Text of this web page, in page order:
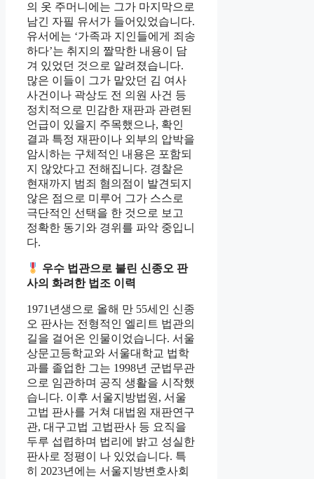
의 옷 주머니에는 그가 마지막으로
남긴 자필 유서가 들어있었습니다.
유서에는 ‘가족과 지인들에게 죄송
하다’는 취지의 짤막한 내용이 담
겨 있었던 것으로 알려졌습니다.
많은 이들이 그가 맡았던 김 여사
사건이나 곽상도 전 의원 사건 등
정치적으로 민감한 재판과 관련된
언급이 있을지 주목했으나, 확인
결과 특정 재판이나 외부의 압박을
암시하는 구체적인 내용은 포함되
지 않았다고 전해집니다. 경찰은
현재까지 범죄 혐의점이 발견되지
않은 점으로 미루어 그가 스스로
극단적인 선택을 한 것으로 보고
정확한 동기와 경위를 파악 중입니
다.
우수 법관으로 불린 신종오 판
사의 화려한 법조 이력
1971년생으로 올해 만 55세인 신종
오 판사는 전형적인 엘리트 법관의
길을 걸어온 인물이었습니다. 서울
상문고등학교와 서울대학교 법학
과를 졸업한 그는 1998년 군법무관
으로 임관하며 공직 생활을 시작했
습니다. 이후 서울지방법원, 서울
고법 판사를 거쳐 대법원 재판연구
관, 대구고법 고법판사 등 요직을
두루 섭렵하며 법리에 밝고 성실한
판사로 정평이 나 있었습니다. 특
히 2023년에는 서울지방변호사회